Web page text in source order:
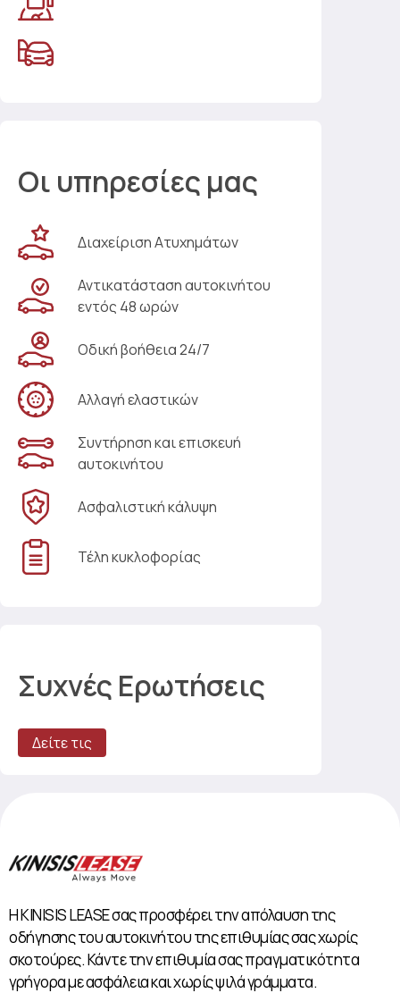
Οι υπηρεσίες μας
Διαχείριση Ατυχημάτων
Αντικατάσταση αυτοκινήτου
εντός 48 ωρών
Οδική βοήθεια 24/7
Αλλαγή ελαστικών
Συντήρηση και επισκευή
αυτοκινήτου
Ασφαλιστική κάλυψη
Τέλη κυκλοφορίας
Συχνές Ερωτήσεις
Δείτε τις
Η KINISIS LEASE σας προσφέρει την απόλαυση της
οδήγησης του αυτοκινήτου της επιθυμίας σας χωρίς
σκοτούρες. Κάντε την επιθυμία σας πραγματικότητα
γρήγορα με ασφάλεια και χωρίς ψιλά γράμματα.